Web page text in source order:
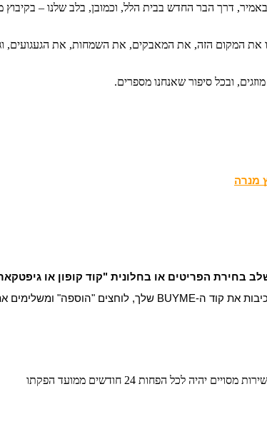
דרך הבר החדש בבית הלל, וכמובן, בלב שלנו –
המקום הזה, את המאבקים, את השמחות, את הגעגועים,
ובכל סיפור שאנחנו מספרים.
מנרה